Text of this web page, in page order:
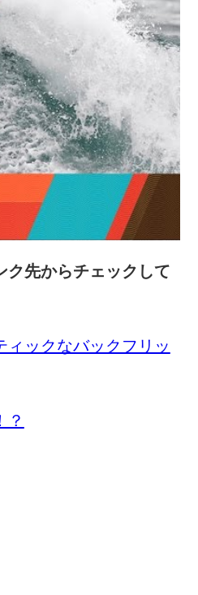
ク先からチェックして
ックなバックフリッ
？